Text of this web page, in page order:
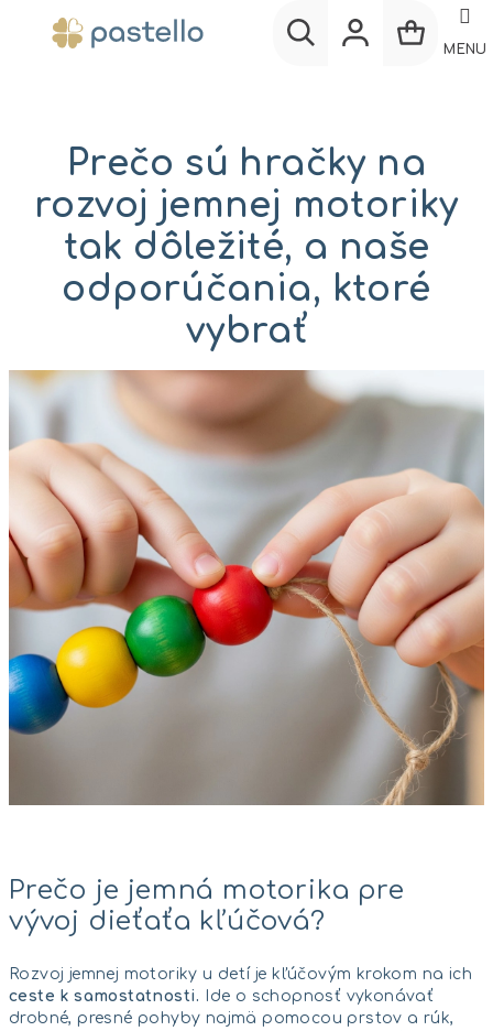
MENU
Prečo sú hračky na
rozvoj jemnej motoriky
tak dôležité, a naše
odporúčania, ktoré
vybrať
Prečo je jemná motorika pre
vývoj dieťaťa kľúčová?
Rozvoj jemnej motoriky u detí je kľúčovým krokom na ich
ceste k samostatnosti.
Ide o schopnosť vykonávať
drobné, presné pohyby najmä pomocou prstov a rúk,